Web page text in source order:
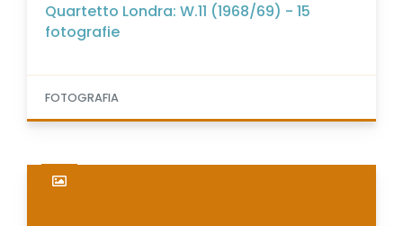
Quartetto Londra: W.11 (1968/69) - 15
fotografie
FOTOGRAFIA